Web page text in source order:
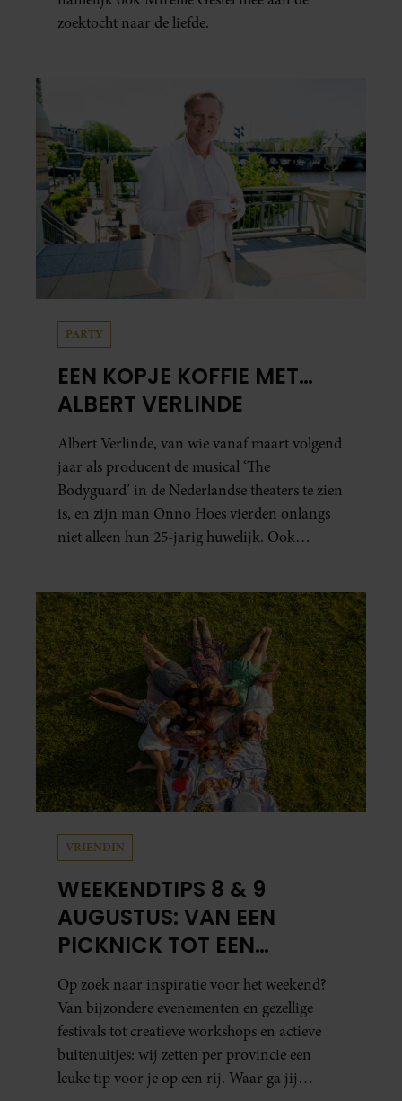
zoektocht naar de liefde.
PARTY
EEN KOPJE KOFFIE MET…
ALBERT VERLINDE
Albert Verlinde, van wie vanaf maart volgend
jaar als producent de musical ‘The
Bodyguard’ in de Nederlandse theaters te zien
is, en zijn man Onno Hoes vierden onlangs
niet alleen hun 25-jarig huwelijk. Ook
VRIENDIN
WEEKENDTIPS 8 & 9
AUGUSTUS: VAN EEN
PICKNICK TOT EEN
VOGELHUISJE MAKEN
Op zoek naar inspiratie voor het weekend?
Van bijzondere evenementen en gezellige
festivals tot creatieve workshops en actieve
buitenuitjes: wij zetten per provincie een
leuke tip voor je op een rij. Waar ga jij